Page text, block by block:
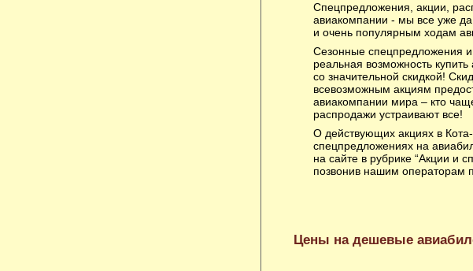
Спецпредложения, акции,
авиакомпании - мы все уже
и очень популярным ходам
Сезонные спецпредложения
реальная возможность
со значительной скидкой!
всевозможным акциям
авиакомпании мира – кто
распродажи устраивают все!
О действующих акциях в
спецпредложениях на
на сайте в рубрике “Акции и
позвонив нашим операторам
Цены на дешевые